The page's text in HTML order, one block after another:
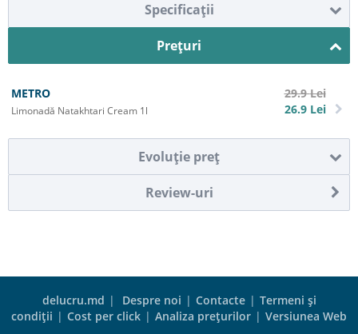
Specificaţii
Preţuri
METRO
Limonadă Natakhtari Cream 1l
29.9 Lei
26.9 Lei
Evoluţie preţ
Review-uri
delucru.md | Despre noi | Contacte | Termeni şi
condiţii | Cost per click | Analiza preţurilor | Versiunea Web